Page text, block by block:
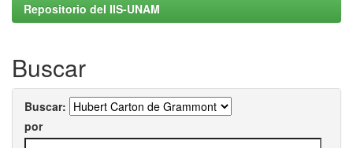
Repositorio del IIS-UNAM
Buscar
Buscar:
por